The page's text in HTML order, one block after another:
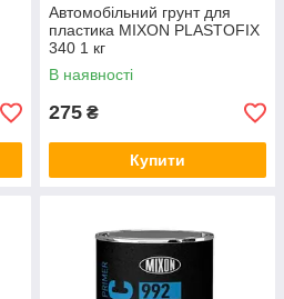
Автомобільний грунт для
пластика MIXON PLASTOFIX
340 1 кг
В наявності
275 ₴
Купити